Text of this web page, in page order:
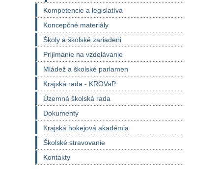
Kompetencie a legislatíva
Koncepčné materiály
Školy a školské zariadeni
Prijímanie na vzdelávanie
Mládež a školské parlamen
Krajská rada - KROVaP
Územná školská rada
Dokumenty
Krajská hokejová akadémia
Školské stravovanie
Kontakty